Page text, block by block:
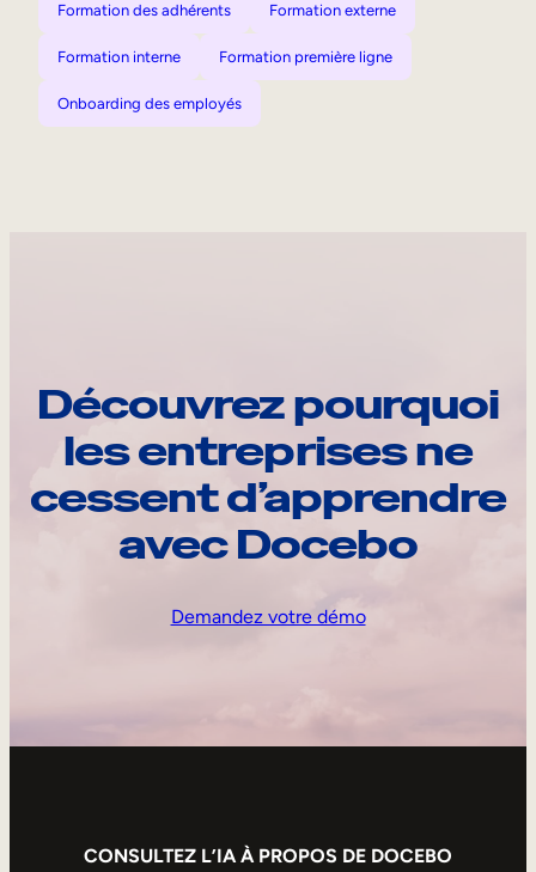
Formation des adhérents Formation externe
Formation interne Formation première ligne
Onboarding des employés
Découvrez pourquoi
les entreprises ne
cessent d’apprendre
avec Docebo
Demandez votre démo
CONSULTEZ L’IA À PROPOS DE DOCEBO